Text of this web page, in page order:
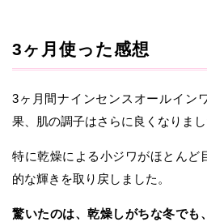
3ヶ月使った感想
3ヶ月間ナインセンスオールイン
果、肌の調子はさらに良くなりまし
特に乾燥による小ジワがほとんど
的な輝きを取り戻しました。
驚いたのは、乾燥しがちな冬でも